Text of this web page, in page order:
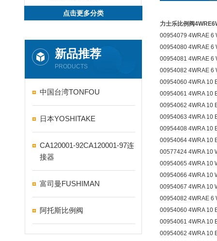
点击更多分类
新品推荐
PRODUCTS
中国台湾TONFOU
日本YOSHITAKE
CA120001-92CA120001-97连
接器
富司曼FUSHIMAN
阿托斯比例阀
力士乐比例阀
00954079 4WRAE 6
00954080 4WRAE 6
00954081 4WRAE 6
00954082 4WRAE 6
00954060 4WRA 10
00954061 4WRA 10
00954062 4WRA 10
00954063 4WRA 10
00954408 4WRA 10
00954064 4WRA 10
00577424 4WRA 10
00954065 4WRA 10
00954066 4WRA 10
00954067 4WRA 10
00954082 4WRAE 6
00954060 4WRA 10
00954061 4WRA 10
00954062 4WRA 10